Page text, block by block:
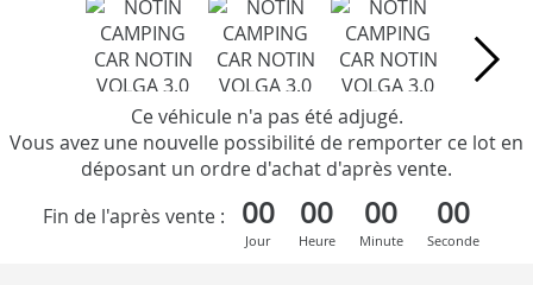
Ce véhicule n'a pas été adjugé.
Vous avez une nouvelle possibilité de remporter ce lot en
déposant un ordre d'achat d'après vente.
Fin de l'après vente :
00
Jour
00
Heure
00
Minute
00
Seconde